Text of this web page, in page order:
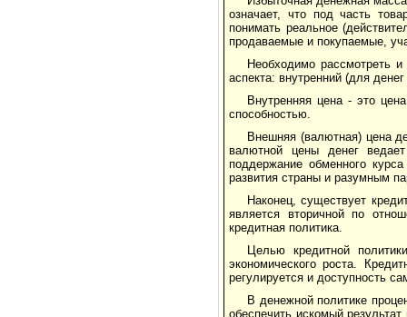
означает, что под часть
понимать реальное
продаваемые и покупаемые,
Необходимо рассмотреть
аспекта: внутренний (для
Внутренняя цена - это
способностью.
Внешняя (валютная) цена
валютной цены денег
поддержание обменного
развития страны и разумным
Наконец, существует
является вторичной по
кредитная политика.
Целью кредитной
экономического роста.
регулируется и доступность
В денежной политике
обеспечить искомый